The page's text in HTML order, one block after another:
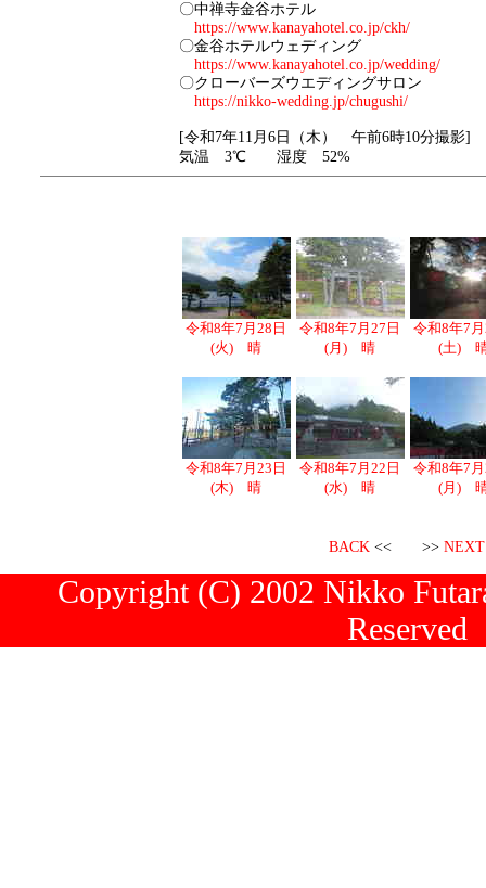
〇中禅寺金谷ホテル
https://www.kanayahotel.co.jp/ckh/
〇金谷ホテルウェディング
https://www.kanayahotel.co.jp/wedding/
〇クローバーズウエディングサロン
https://nikko-wedding.jp/chugushi/
[令和7年11月6日（木） 午前6時10分撮影]
気温 3℃ 湿度 52%
令和8年7月28日
(火) 晴
令和8年7月27日
(月) 晴
令和8年7
(土)
令和8年7月23日
(木) 晴
令和8年7月22日
(水) 晴
令和8年7
(月)
BACK << >> NEXT
Copyright (C) 2002 Nikko
Reserved